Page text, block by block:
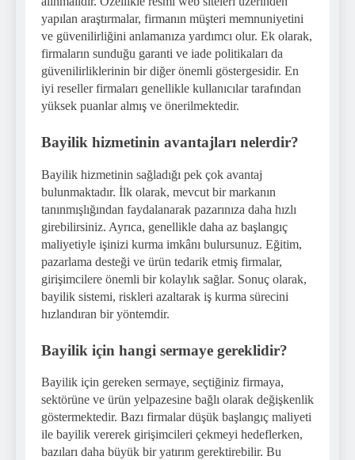
yapılan araştırmalar, firmanın müşteri memnuniyetini
ve güvenilirliğini anlamanıza yardımcı olur. Ek olarak,
firmaların sunduğu garanti ve iade politikaları da
güvenilirliklerinin bir diğer önemli göstergesidir. En
iyi reseller firmaları genellikle kullanıcılar tarafından
yüksek puanlar almış ve önerilmektedir.
Bayilik hizmetinin avantajları nelerdir?
Bayilik hizmetinin sağladığı pek çok avantaj
bulunmaktadır. İlk olarak, mevcut bir markanın
tanınmışlığından faydalanarak pazarınıza daha hızlı
girebilirsiniz. Ayrıca, genellikle daha az başlangıç
maliyetiyle işinizi kurma imkânı bulursunuz. Eğitim,
pazarlama desteği ve ürün tedarik etmiş firmalar,
girişimcilere önemli bir kolaylık sağlar. Sonuç olarak,
bayilik sistemi, riskleri azaltarak iş kurma sürecini
hızlandıran bir yöntemdir.
Bayilik için hangi sermaye gereklidir?
Bayilik için gereken sermaye, seçtiğiniz firmaya,
sektörüne ve ürün yelpazesine bağlı olarak değişkenlik
göstermektedir. Bazı firmalar düşük başlangıç maliyeti
ile bayilik vererek girişimcileri çekmeyi hedeflerken,
bazıları daha büyük bir yatırım gerektirebilir. Bu